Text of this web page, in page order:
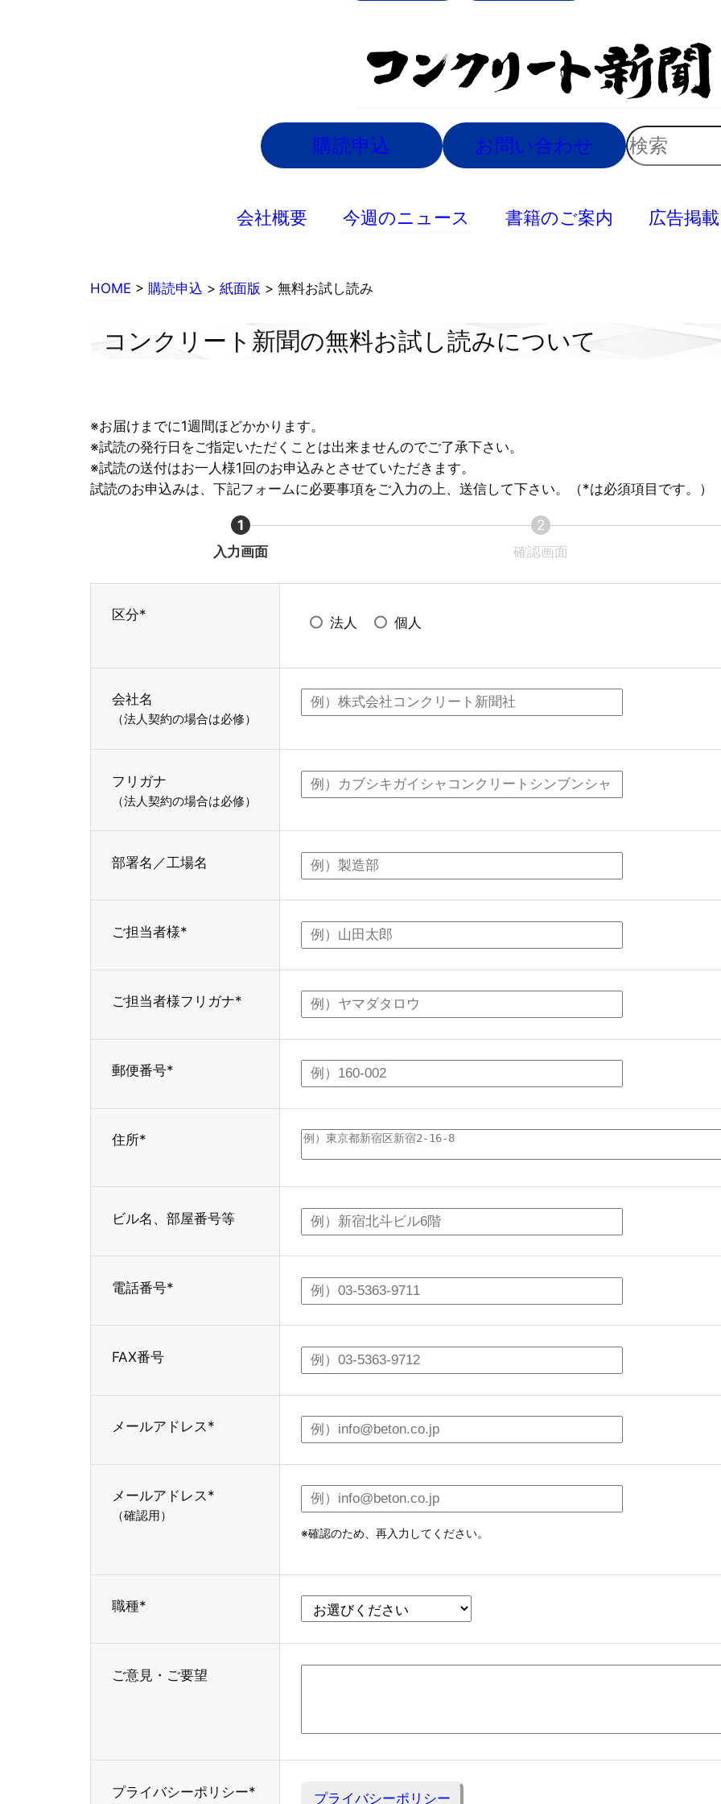
購読申込 お問い合わせ
検
索
会社概要 今週のニュース 書籍のご案内 広告掲載
HOME > 購読申込 > 紙面版 > 無料お試し読み
コンクリート新聞の無料お試し読みについて
※お届けまでに1週間ほどかかります。
※試読の発行日をご指定いただくことは出来ませんのでご了承下さい。
※試読の送付はお一人様1回のお申込みとさせていただきます。
試読のお申込みは、下記フォームに必要事項をご入力の上、送信して下さい。（*は必須項目です。）
1
入力画面
2
確認画面
区分* 法人 個人
会社名
（法人契約の場合は必修）
フリガナ
（法人契約の場合は必修）
部署名／工場名
ご担当者様*
ご担当者様フリガナ*
郵便番号*
住所*
ビル名、部屋番号等
電話番号*
FAX番号
メールアドレス*
メールアドレス*
（確認用）
※確認のため、再入力してください。
職種*
ご意見・ご要望
プライバシーポリシー* プライバシーポリシー